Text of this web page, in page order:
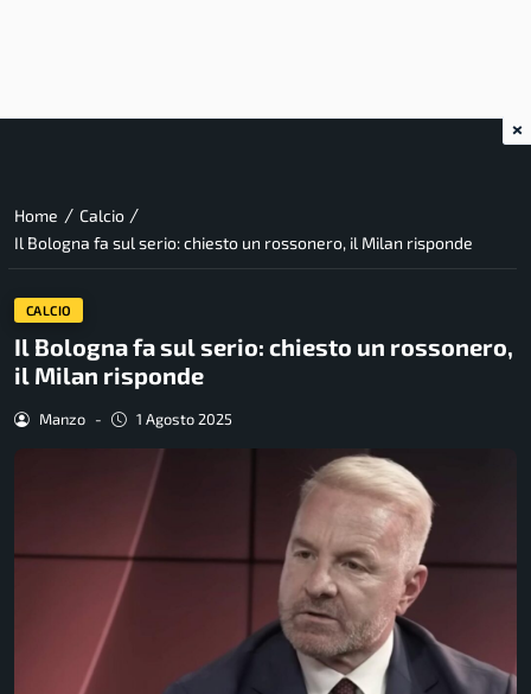
Home / Calcio /
Il Bologna fa sul serio: chiesto un rossonero, il Milan risponde
CALCIO
Il Bologna fa sul serio: chiesto un rossonero,
il Milan risponde
Manzo - 1 Agosto 2025
×